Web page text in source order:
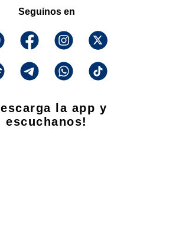
Seguinos en
la app y
escuchanos!